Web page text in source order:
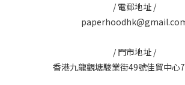
/ 電郵地址 /
/ 門市地址 /
香港九龍觀塘駿業街49號佳貿中心